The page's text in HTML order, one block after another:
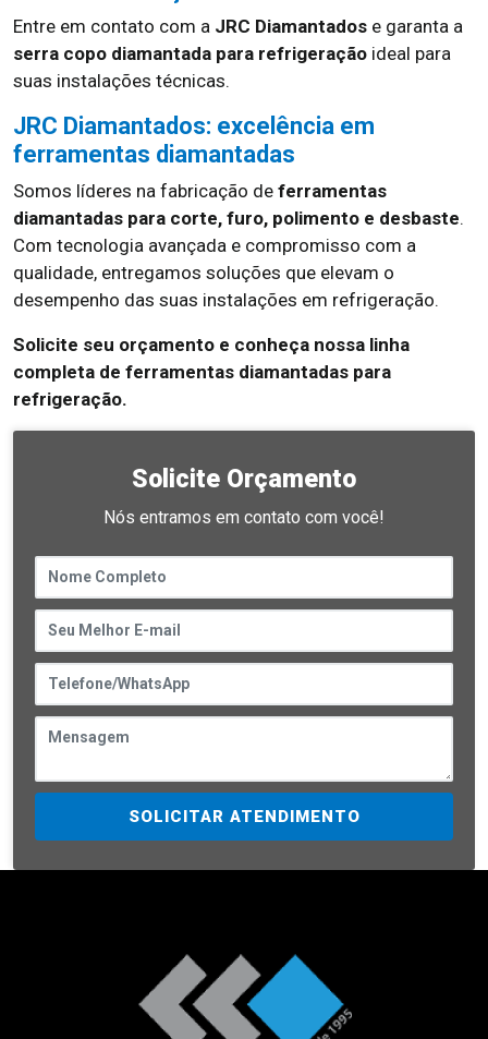
Entre em contato com a JRC Diamantados e garanta a
serra copo diamantada para refrigeração ideal para
suas instalações técnicas.
JRC Diamantados: excelência em
ferramentas diamantadas
Somos líderes na fabricação de ferramentas
diamantadas para corte, furo, polimento e desbaste.
Com tecnologia avançada e compromisso com a
qualidade, entregamos soluções que elevam o
desempenho das suas instalações em refrigeração.
Solicite seu orçamento e conheça nossa linha
completa de ferramentas diamantadas para
refrigeração.
Solicite Orçamento
Nós entramos em contato com você!
SOLICITAR ATENDIMENTO